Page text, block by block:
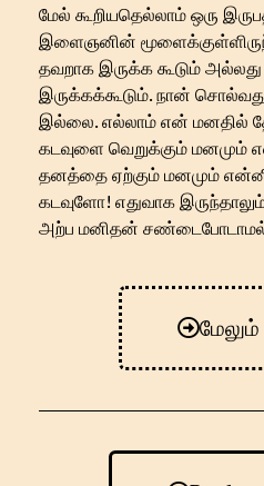
மேல் கூறியதெல்லாம் ஒரு
இளைஞனின்
தவறாக இருக்க கூடும் அல்லது
இருக்கக்கூடும். நான்
இல்லை. எல்லாம் என் மனதில்
கடவுளை வெறுக்கும் மனமும்
தனத்தை ஏற்கும் மனமும்
கடவுளோ! எதுவாக
அற்ப மனிதன் சண்டைபோடாமல்
மேலும்